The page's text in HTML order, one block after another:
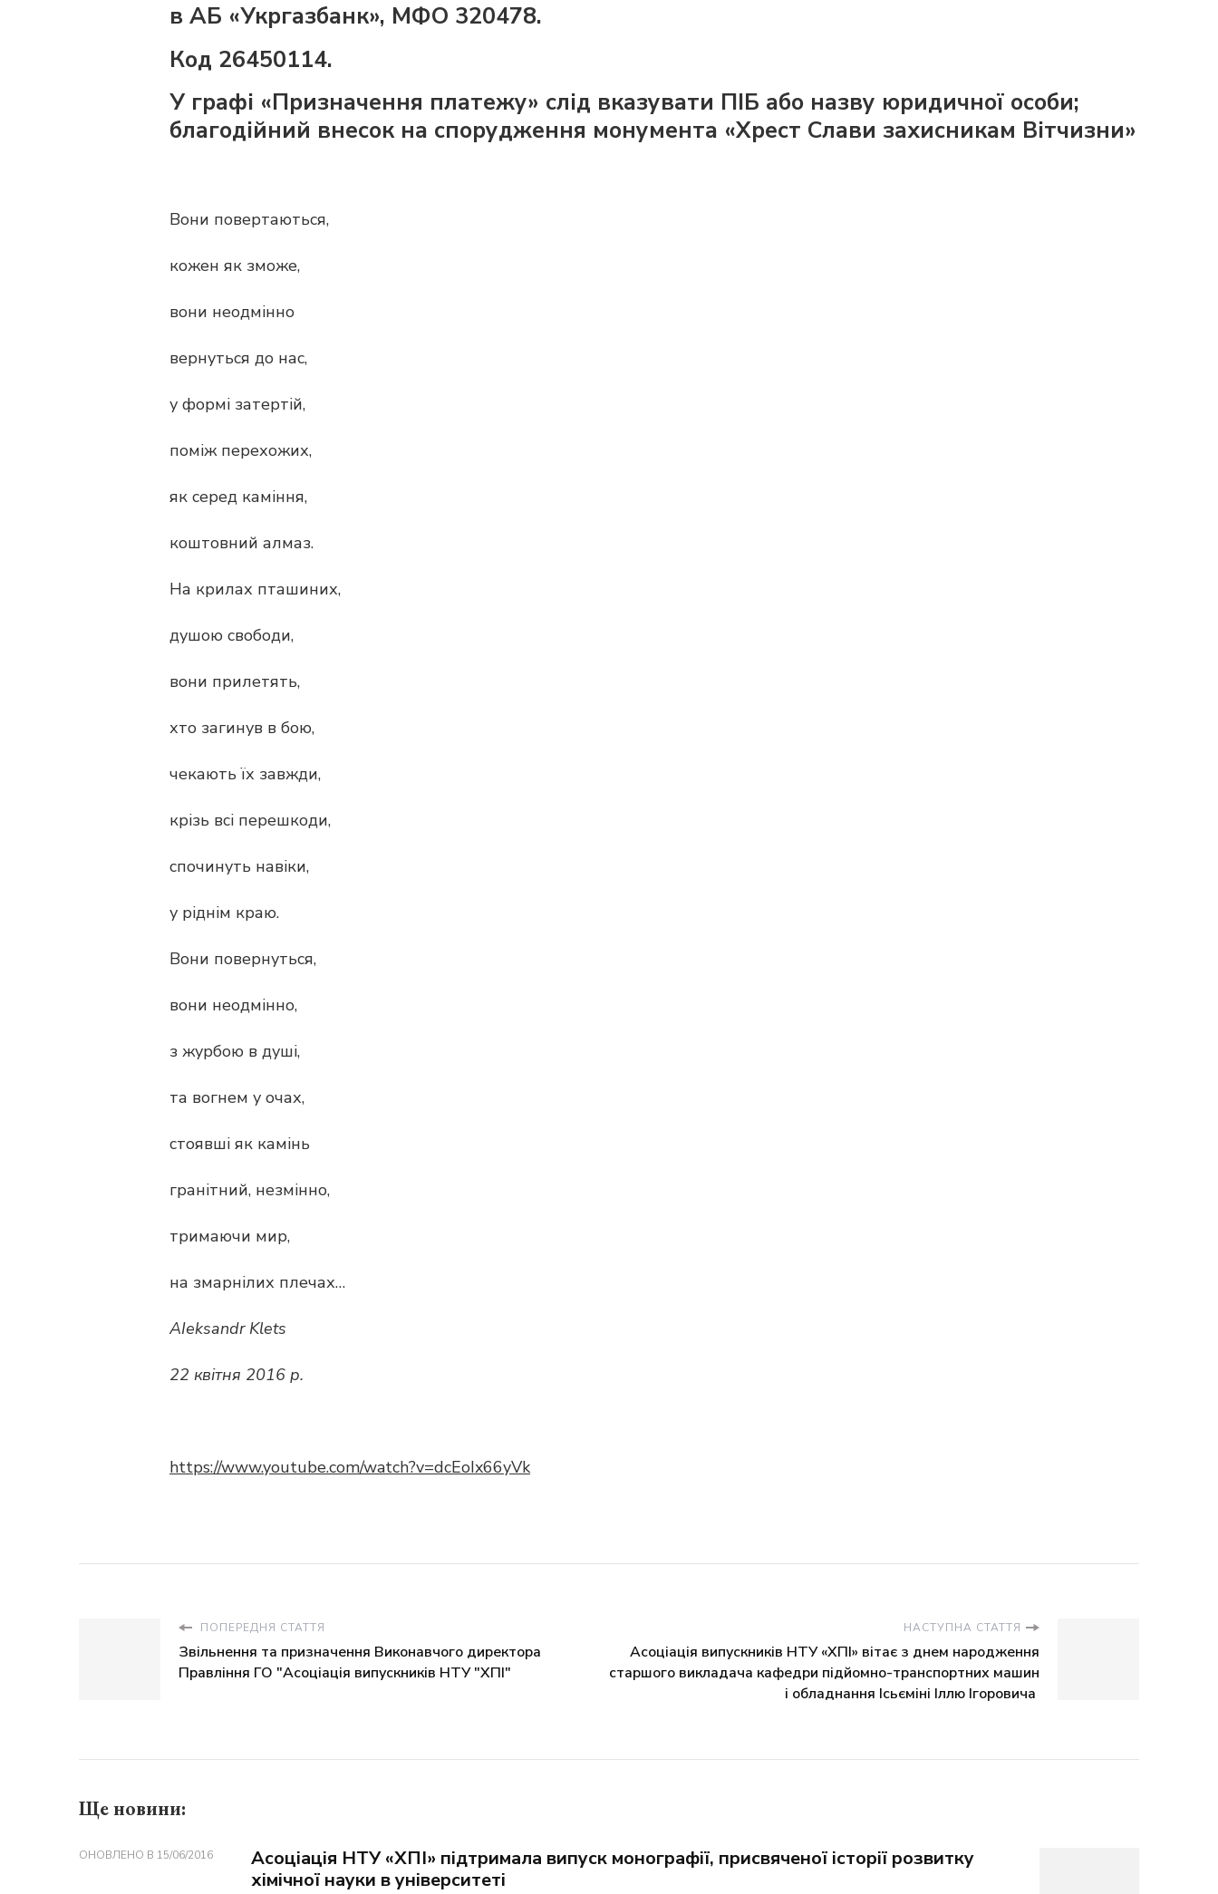
в АБ «Укргазбанк», МФО 320478.
Код 26450114.
У графі «Призначення платежу» слід вказувати ПІБ або назву юридичної особи;
благодійний внесок на спорудження монумента «Хрест Слави захисникам Вітчизни»
Вони повертаються,
кожен як зможе,
вони неодмінно
вернуться до нас,
у формі затертій,
поміж перехожих,
як серед каміння,
коштовний алмаз.
На крилах пташиних,
душою свободи,
вони прилетять,
хто загинув в бою,
чекають їх завжди,
крізь всі перешкоди,
спочинуть навіки,
у ріднім краю.
Вони повернуться,
вони неодмінно,
з журбою в душі,
та вогнем у очах,
стоявші як камінь
гранітний, незмінно,
тримаючи мир,
на змарнілих плечах…
АІеksandr Klets
22 квітня 2016 р.
https://www.youtube.com/watch?v=dcEoIx66yVk
ПОПЕРЕДНЯ СТАТТЯ
Звільнення та призначення Виконавчого директора
Правління ГО "Асоціація випускників НТУ "ХПІ"
НАСТУПНА СТАТТЯ
Асоціація випускників НТУ «ХПІ» вітає з днем народження
старшого викладача кафедри підйомно-транспортних машин
і обладнання Ісьєміні Іллю Ігоровича
Ще новини:
ОНОВЛЕНО В 15/06/2016
Асоціація НТУ «ХПІ» підтримала випуск монографії, присвяченої історії розвитку
хімічної науки в університеті